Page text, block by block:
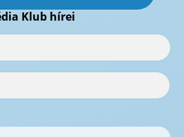
Klub hírei
the current row.